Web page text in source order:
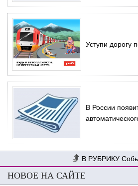
Уступи дорогу
В России
НОВОЕ НА САЙТЕ